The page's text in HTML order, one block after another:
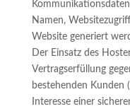
Namen,
Website generiert
Der Einsatz des
Vertragserfüllung
bestehenden Kunden
Interesse einer